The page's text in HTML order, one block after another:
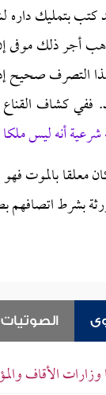
بتمليك
أجر ذلك
التصرف صحيح
ففي كشاف القناع
أنه ليس
معلقا بالموت
بشرط
الصوتيات
الأقاف